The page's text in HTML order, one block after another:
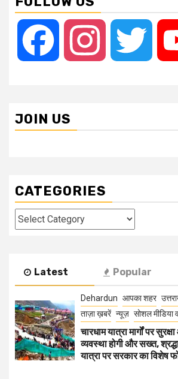
Facebook Instagram
JOIN US
CATEGORIES
Categories
Latest Popular
Dehardun आपका शहर
ताज़ा ख़बरें न्यूज़ सोशल मीडिया
चारधाम यात्रा मार्गों पर
व्यवस्था होगी और सख्त,
यात्रा पर सरकार का विशेष